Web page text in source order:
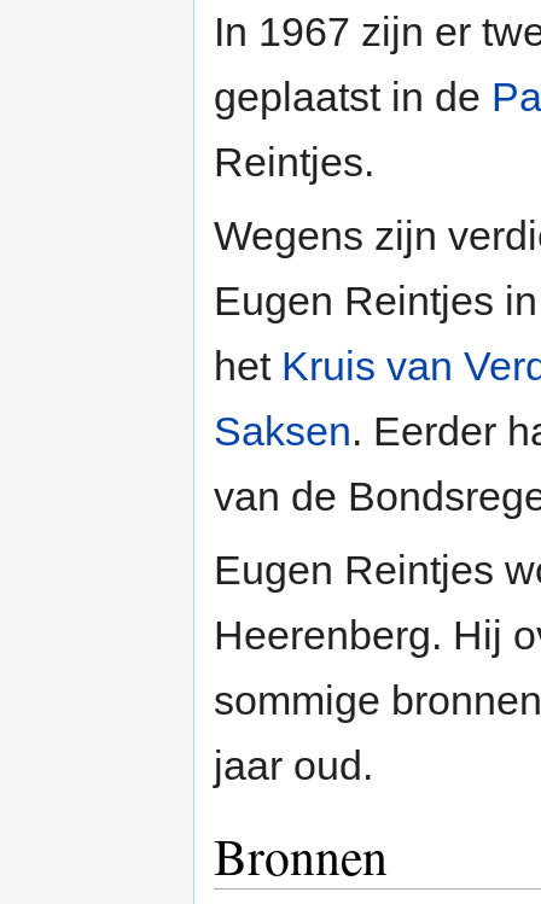
In 1967 zijn er
geplaatst in de
Reintjes.
Wegens zijn
Eugen Reintjes
het Kruis van
Saksen. Eerder
van de
Eugen Reintjes
Heerenberg. Hij
sommige
jaar oud.
Bronnen